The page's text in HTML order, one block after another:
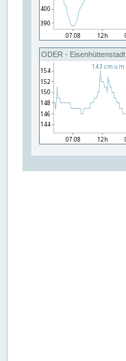
ODER - Eisenhüttenstadt